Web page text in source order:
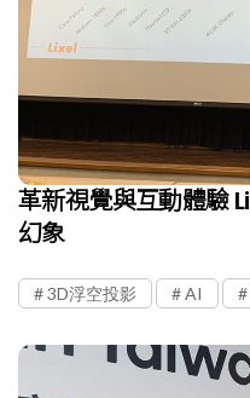
革新視覺與互動體驗
幻象
3D浮空投影 AI